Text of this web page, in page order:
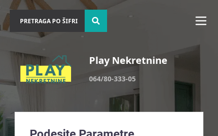
Play Nekretnine
064/80-333-05